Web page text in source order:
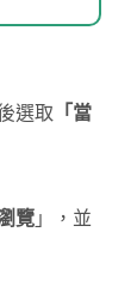
選取 「當
覽 」，並